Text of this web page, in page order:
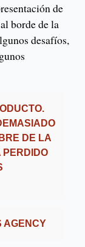
de
borde de la
desafíos,
DE LA
PERDIDO
AGENCY